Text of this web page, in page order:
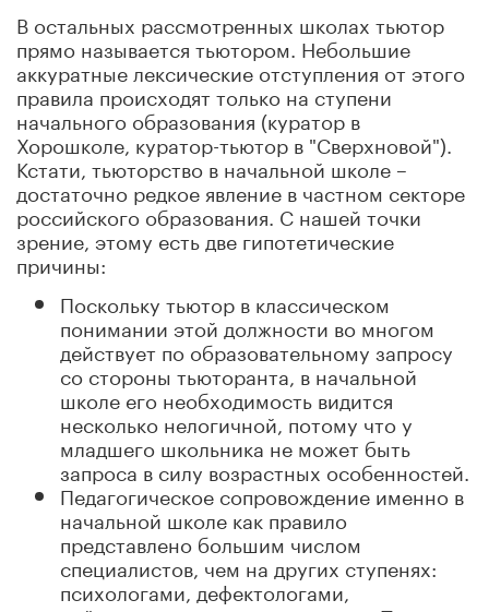
В остальных рассмотренных школах тьютор
прямо называется тьютором. Небольшие
аккуратные лексические отступления от этого
правила происходят только на ступени
начального образования (куратор в
Хорошколе, куратор-тьютор в "Сверхновой").
Кстати, тьюторство в начальной школе –
достаточно редкое явление в частном секторе
российского образования. С нашей точки
зрение, этому есть две гипотетические
причины:
Поскольку тьютор в классическом
понимании этой должности во многом
действует по образовательному запросу
со стороны тьюторанта, в начальной
школе его необходимость видится
несколько нелогичной, потому что у
младшего школьника не может быть
запроса в силу возрастных особенностей.
Педагогическое сопровождение именно в
начальной школе как правило
представлено большим числом
специалистов, чем на других ступенях:
психологами, дефектологами,